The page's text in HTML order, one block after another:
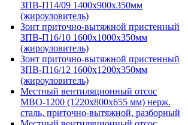
ЗПВ-П14/09 1400х900х350мм
(жироуловитель)
Зонт приточно-вытяжной пристенный
ЗПВ-П16/10 1600х1000х350мм
(жироуловитель)
Зонт приточно-вытяжной пристенный
ЗПВ-П16/12 1600х1200х350мм
(жироуловитель)
Местный вентиляционный отсос
МВО-1200 (1220х800х655 мм) нерж.
сталь, приточно-вытяжной, разборный